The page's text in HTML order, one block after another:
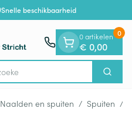
Snelle beschikbaarheid
Zoek
0 artikelen
€ 0,00
0
Naalden en spuiten / Spuiten /